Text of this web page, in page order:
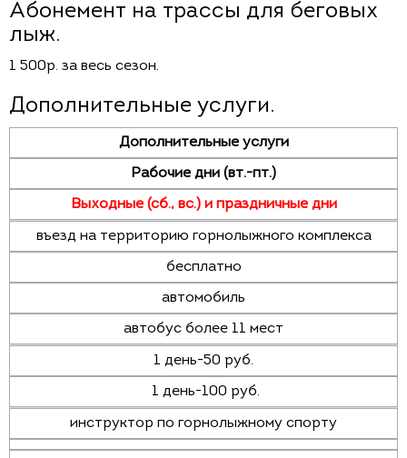
Абонемент на трассы для беговых
лыж.
1 500р. за весь сезон.
Дополнительные услуги.
Дополнительные услуги
Рабочие дни (вт.-пт.)
Выходные (сб., вс.) и праздничные дни
въезд на территорию горнолыжного комплекса
бесплатно
автомобиль
автобус более 11 мест
1 день-50 руб.
1 день-100 руб.
инструктор по горнолыжному спорту